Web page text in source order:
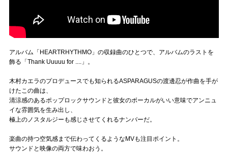
アルバム「HEARTRHYTHMO」の収録曲のひとつで、アルバムのラストを
飾る「Thank Uuuuu for ....」。
木村カエラのプロデュースでも知られるASPARAGUSの渡邊忍が作曲を手が
けたこの曲は、
清涼感のあるポップロックサウンドと彼女のボーカルがいい意味でアンニュ
イな雰囲気を生み出し、
極上のノスタルジーも感じさせてくれるナンバーだ。
楽曲の持つ空気感まで伝わってくるようなMVも注目ポイント。
サウンドと映像の両方で味わおう。